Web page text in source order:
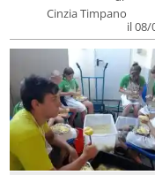
Cinzia Timpano
il 08/